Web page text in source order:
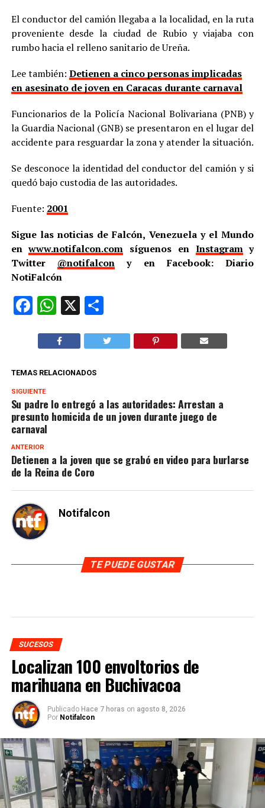
El conductor del camión llegaba a la localidad, en la ruta
proveniente desde la ciudad de Rubio y viajaba con
rumbo hacia el relleno sanitario de Ureña.
Lee también: Detienen a cinco personas implicadas
en asesinato de joven en Caracas durante carnaval
Funcionarios de la Policía Nacional Bolivariana (PNB) y
la Guardia Nacional (GNB) se presentaron en el lugar del
accidente para resguardar la zona y atender la situación.
Se desconoce la identidad del conductor del camión y si
quedó bajo custodia de las autoridades.
Fuente: 2001
Sigue las noticias de Falcón, Venezuela y el Mundo
enwww.notifalcon.com síguenos en Instagramy
Twitter @notifalcon y en Facebook: Diario
NotiFalcón
Facebook
WhatsApp
X Compartir
TEMAS RELACIONADOS
SIGUIENTE
Su padre lo entregó a las autoridades: Arrestan a
presunto homicida de un joven durante juego de
carnaval
ANTERIOR
Detienen a la joven que se grabó en video para burlarse
de la Reina de Coro
Notifalcon
TE PUEDE GUSTAR
SUCESOS
Localizan 100 envoltorios de
marihuana en Buchivacoa
Publicado Hace 7 horas on agosto 8, 2026
Por Notifalcon